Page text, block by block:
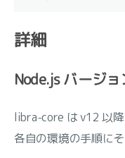
詳細
Node.js バージ
libra-core は v12 以降
各自の環境の手順に